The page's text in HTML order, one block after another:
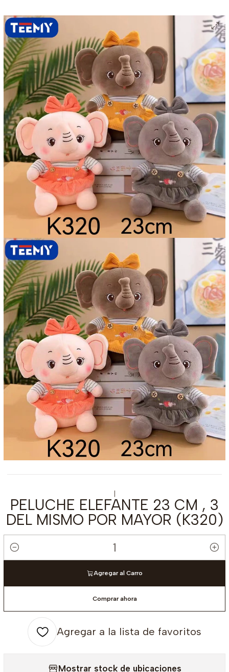
|
PELUCHE ELEFANTE 23 CM , 3
DEL MISMO POR MAYOR (K320)
Cantidad
Agregar al Carro
Comprar ahora
Agregar a la lista de favoritos
Mostrar stock de ubicaciones